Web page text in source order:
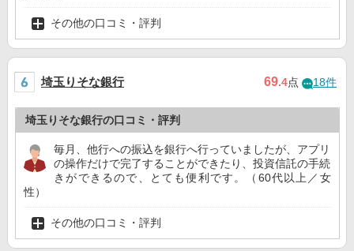
その他の口コミ・評判
埼玉りそな銀行 69.4点 18件
埼玉りそな銀行の口コミ・評判
毎月、他行への振込を銀行へ行っていましたが、アプリ
の操作だけで完了することができたり、投資信託の手続
きができるので、とても便利です。（60代以上／女
性）
その他の口コミ・評判